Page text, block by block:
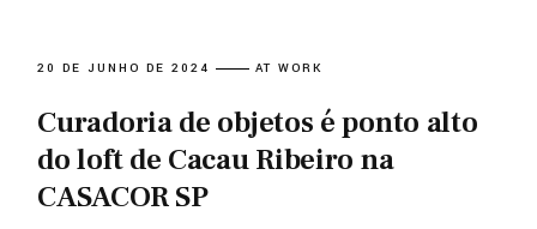
20 DE JUNHO DE 2024 AT WORK
Curadoria de objetos é ponto alto
do loft de Cacau Ribeiro na
CASACOR SP